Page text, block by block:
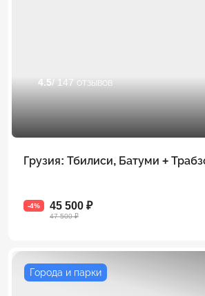
4.5/ 147 отзывов
Грузия: Тбилиси, Батуми +
-4% 45 500 ₽
47 500 ₽
Города и парки